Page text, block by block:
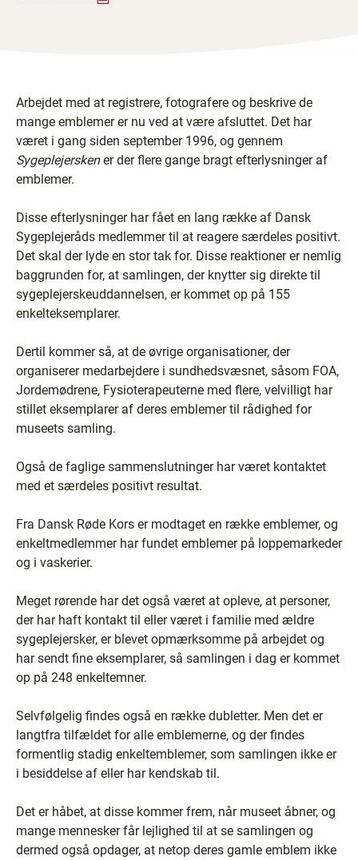
Arbejdet med at registrere, fotografere og beskrive de
mange emblemer er nu ved at være afsluttet. Det har
været i gang siden september 1996, og gennem
Sygeplejerskener der flere gange bragt efterlysninger af
emblemer.
Disse efterlysninger har fået en lang række af Dansk
Sygeplejeråds medlemmer til at reagere særdeles positivt.
Det skal der lyde en stor tak for. Disse reaktioner er nemlig
baggrunden for, at samlingen, der knytter sig direkte til
sygeplejerskeuddannelsen, er kommet op på 155
enkelteksemplarer.
Dertil kommer så, at de øvrige organisationer, der
organiserer medarbejdere i sundhedsvæsnet, såsom FOA,
Jordemødrene, Fysioterapeuterne med flere, velvilligt har
stillet eksemplarer af deres emblemer til rådighed for
museets samling.
Også de faglige sammenslutninger har været kontaktet
med et særdeles positivt resultat.
Fra Dansk Røde Kors er modtaget en række emblemer, og
enkeltmedlemmer har fundet emblemer på loppemarkeder
og i vaskerier.
Meget rørende har det også været at opleve, at personer,
der har haft kontakt til eller været i familie med ældre
sygeplejersker, er blevet opmærksomme på arbejdet og
har sendt fine eksemplarer, så samlingen i dag er kommet
op på 248 enkeltemner.
Selvfølgelig findes også en række dubletter. Men det er
langtfra tilfældet for alle emblemerne, og der findes
formentlig stadig enkeltemblemer, som samlingen ikke er
i besiddelse af eller har kendskab til.
Det er håbet, at disse kommer frem, når museet åbner, og
mange mennesker får lejlighed til at se samlingen og
dermed også opdager, at netop deres gamle emblem ikke